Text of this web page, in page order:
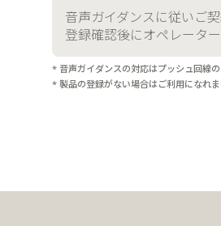
音声ガイダンスに従いご
登録確認後にオペレーター
* 音声ガイダンスの対応はプッシュ回線
* 製品の登録がない場合はご利用になれ